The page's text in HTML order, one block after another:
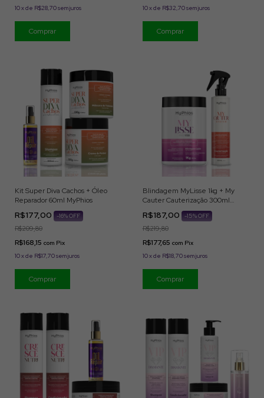
10xde R$28,70sem juros
10xde R$32,70sem juros
Kit Super Diva Cachos + Óleo
Reparador 60ml MyPhios
R$177,00 -16% OFF
R$209,80
R$168,15 com Pix
10xde R$17,70sem juros
Blindagem MyLisse 1kg + My
Cauter Cauterização 300ml
MyPhios Professional
R$187,00 -15% OFF
R$219,80
R$177,65 com Pix
10xde R$18,70sem juros